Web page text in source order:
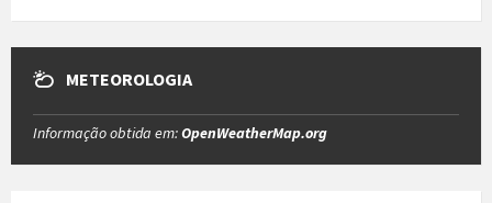
METEOROLOGIA
Informação obtida em:OpenWeatherMap.org